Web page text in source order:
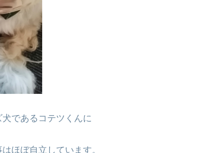
であるコテツくんに
ほぼ自立しています。